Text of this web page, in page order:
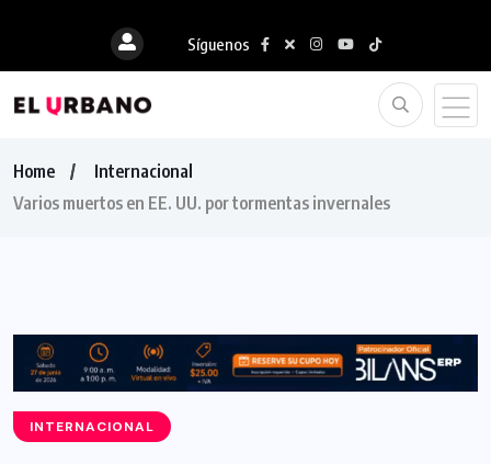
Síguenos
Home
Internacional
Varios muertos en EE. UU. por tormentas invernales
INTERNACIONAL